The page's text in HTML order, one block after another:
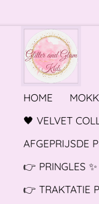
HOME
🖤 VELVET
AFGEPRIJSDE
👉 PRINGLES ✨️
👉 TRAKTATIE